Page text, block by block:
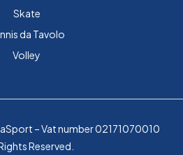
Skate
da Tavolo
Volley
– Vat number 02171070010
Reserved.